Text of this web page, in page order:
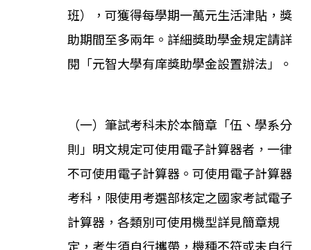
班），可獲得每學期一萬元生活津貼，獎
助期間至多兩年。詳細獎助學金規定請詳
閱「元智大學有庠獎助學金設置辦法 」。
（一）筆試考科未於本簡章「伍、學系分
則」明文規定可使用電子計算器者，一律
不可使用電子計算器。可使用電子計算器
考科，限使用考選部核定之國家考試電子
計算器，各類別可使用機型詳見簡章規
定，考生須自行攜帶，機種不符或未自行